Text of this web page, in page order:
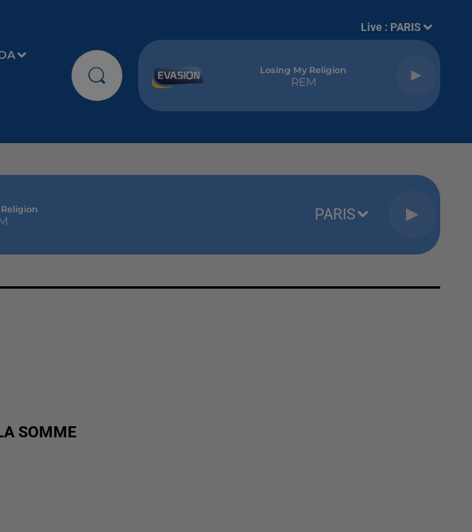
Live : PARIS
Losing My Religion
REM
PARIS
SOMME